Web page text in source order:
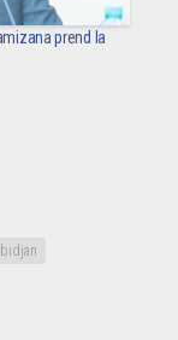
prend la